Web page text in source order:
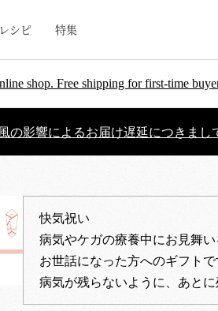
レシピ 特集
shop. Free shipping for first-time
の影響によるお届け遅延につきまし
快気祝い
病気やケガの療養中にお見舞
お世話になった方へのギフトで
病気が残らないように、あとに